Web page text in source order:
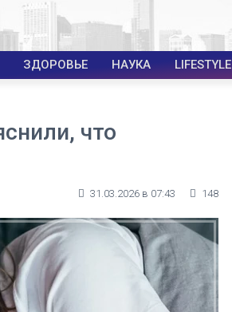
ЗДОРОВЬЕ НАУКА LIFESTYLE
что
31.03.2026 в 07:43 148